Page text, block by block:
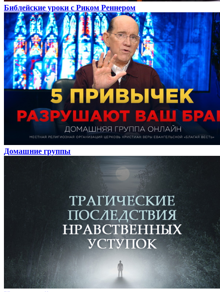
Библейские уроки с Риком Реннером
Домашние группы